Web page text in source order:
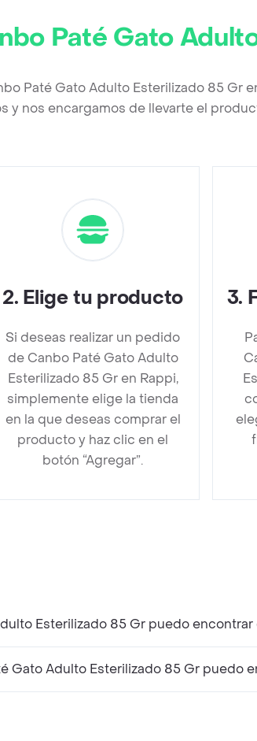
Paté Gato
Paté Gato Adulto Esterilizado 85 Gr
y nos encargamos de llevarte el
2. Elige tu producto
Si deseas realizar un pedido
de Canbo Paté Gato Adulto
Esterilizado 85 Gr en Rappi,
simplemente elige la tienda
en la que deseas comprar el
producto y haz clic en el
botón “Agregar”.
3.
Esterilizado 85 Gr puedo
Gato Adulto Esterilizado 85 Gr puedo